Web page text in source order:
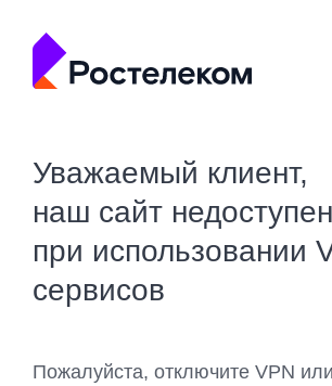
Уважаемый клиент,
наш сайт недоступен
при использовании
сервисов
Пожалуйста, отключите VPN или